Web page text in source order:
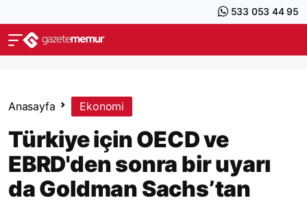
533 053 44 95
Anasayfa Ekonomi
Türkiye için OECD ve
EBRD'den sonra bir uyarı
da Goldman Sachs’tan